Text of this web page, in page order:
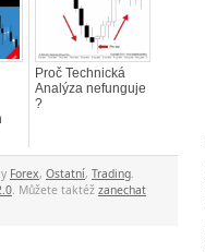
Proč Technická
Analýza nefunguje
?
Forex, Ostatní, Trading
. Můžete taktéž zanechat